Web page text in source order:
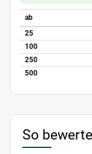
ab
25
100
250
500
So